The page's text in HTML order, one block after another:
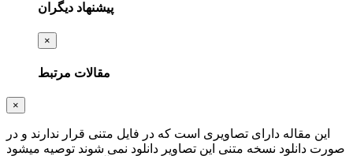
پیشنهاد دیگران
×
مقالات مرتبط
×
این مقاله دارای تصاویری است که در فایل متنی قرار ندارند و در
صورت دانلود نسخه متنی این تصاویر دانلود نمی شوند توصیه میشود